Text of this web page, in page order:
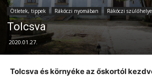
Ötletek, tippek Rákóczi nyomában Rákóczi
Tolcsva
2020.01.27.
Tolcsva és környéke az őskortól